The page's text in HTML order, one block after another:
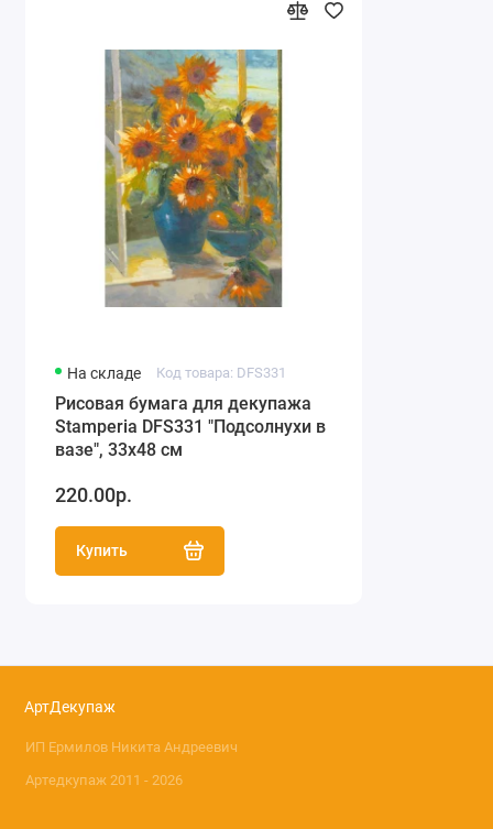
На складе Код товара: DFS331
Рисовая бумага для декупажа
Stamperia DFS331 "Подсолнухи в
вазе", 33x48 см
220.00р.
Купить
АртДекупаж
ИП Ермилов Никита Андреевич
Артедкупаж 2011 - 2026